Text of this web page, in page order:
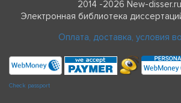
2014 -2026 New-
Электронная библиотека
Оплата, доставка, условия
Check passport